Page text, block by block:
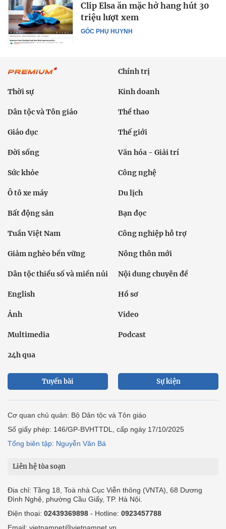
GÓC PHỤ HUYNH
Clip Elsa ăn mặc hở hang hút 30
triệu lượt xem
Chính trị
Thời sự Kinh doanh
Dân tộc và Tôn giáo Thể thao
Giáo dục Thế giới
Đời sống Văn hóa - Giải trí
Sức khỏe Công nghệ
Ô tô xe máy Du lịch
Bất động sản Bạn đọc
Tuần Việt Nam Công nghiệp hỗ trợ
Giảm nghèo bền vững Nông thôn mới
Dân tộc thiểu số và miền núi Nội dung chuyên đề
English Hồ sơ
Ảnh Video
Multimedia Podcast
24h qua
Tuyến bài Sự kiện
Cơ quan chủ quản: Bộ Dân tộc và Tôn giáo
Số giấy phép: 146/GP-BVHTTDL, cấp ngày 17/10/2025
Tổng biên tập: Nguyễn Văn Bá
Liên hệ tòa soạn
Địa chỉ: Tầng 18, Toà nhà Cục Viễn thông (VNTA), 68 Dương
Đình Nghệ, phường Cầu Giấy, TP. Hà Nội.
Điện thoại: 02439369898 - Hotline: 0923457788
Email: vietnamnet@vietnamnet.vn